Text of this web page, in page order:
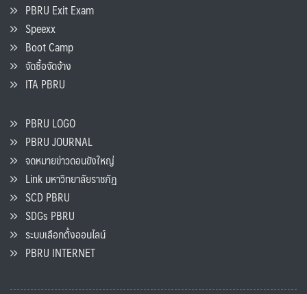
PBRU Exit Exam
Speexx
Boot Camp
จัดซื้อจัดจ้าง
ITA PBRU
PBRU LOGO
PBRU JOURNAL
จดหมายข่าวดอนขังใหญ่
Link มหาวิทยาลัยราชภัฏ
SCD PBRU
SDGs PBRU
ระบบเลือกตั้งออนไลน์
PBRU INTERNET